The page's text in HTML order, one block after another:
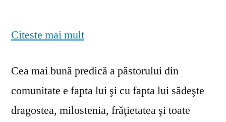
Citeste mai mult
Cea mai bună predică a păstorului din
comunitate e fapta lui şi cu fapta lui sădeşte
dragostea, milostenia, frăţietatea şi toate